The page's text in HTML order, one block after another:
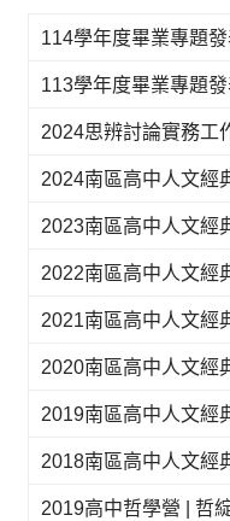
114學年度畢業專題
113學年度畢業專題
2024思辨討論實務工
2024南區高中人文經
2023南區高中人文經
2022南區高中人文經
2021南區高中人文經
2020南區高中人文經
2019南區高中人文經
2018南區高中人文經
2019高中哲學營 | 哲